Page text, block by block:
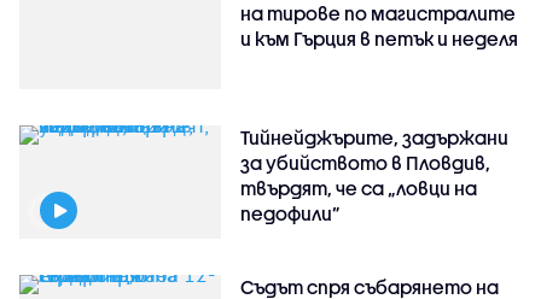
на тирове по магистралите
и към Гърция в петък и неделя
Тийнейджърите, задържани
за убийството в Пловдив,
твърдят, че са „ловци на
педофили”
Съдът спря събарянето на